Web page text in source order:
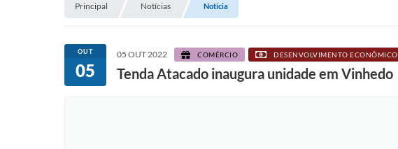
Principal Notícias Notícia
OUT
05
05 OUT 2022 COMÉRCIO DESENVOLVIMENTO ECONÔMICO
Tenda Atacado inaugura unidade em Vinhedo